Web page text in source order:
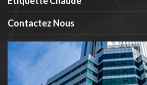
combustible, ainsi que dans les
batteries lithium-ion, les
capteurs de gaz, la
magnétiques.
Contactez Nous